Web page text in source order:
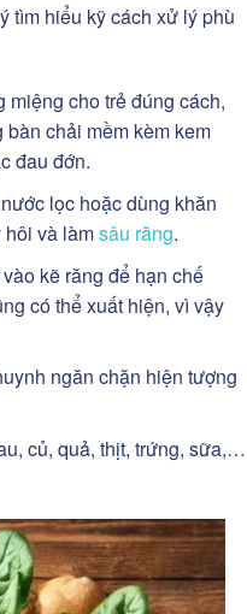
tìm hiểu kỹ cách xử lý phù
miệng cho trẻ đúng cách,
chải mềm kèm kem
đau đớn.
lọc hoặc dùng khăn
hôi và làmsâu răng.
kẽ răng để hạn chế
có thể xuất hiện, vì vậy
ngăn chặn hiện tượng
củ, quả, thịt, trứng, sữa,…